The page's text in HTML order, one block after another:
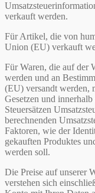
verkauft werden.
Für Artikel, die von
Union (EU) verkauft
Für Waren, die auf der
werden und an
(EU) versandt werden,
Gesetzen und
Steuersätzen
berechnenden
Faktoren, wie der
gekauften Produktes
werden soll.
Die Preise auf unserer
verstehen sich